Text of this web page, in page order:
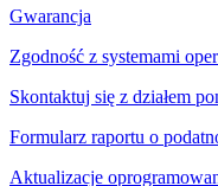
Gwarancja
Zgodność z systemami
Skontaktuj się z działem
Formularz raportu o
Aktualizacje